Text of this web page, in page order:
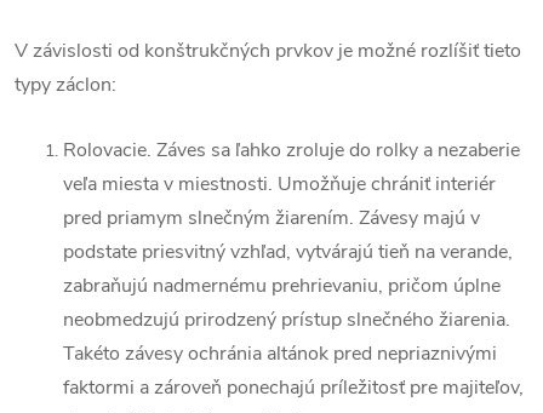
V závislosti od konštrukčných prvkov je možné rozlíšiť tieto
typy záclon:
Rolovacie. Záves sa ľahko zroluje do rolky a nezaberie
veľa miesta v miestnosti. Umožňuje chrániť interiér
pred priamym slnečným žiarením. Závesy majú v
podstate priesvitný vzhľad, vytvárajú tieň na verande,
zabraňujú nadmernému prehrievaniu, pričom úplne
neobmedzujú prirodzený prístup slnečného žiarenia.
Takéto závesy ochránia altánok pred nepriaznivými
faktormi a zároveň ponechajú príležitosť pre majiteľov,